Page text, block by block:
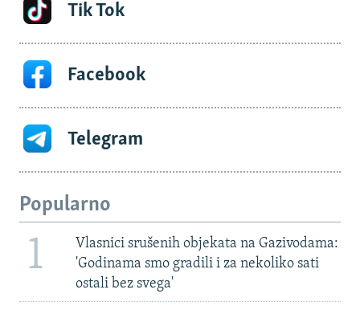
Tik Tok
Facebook
Telegram
Popularno
1
Vlasnici srušenih objekata na Gazivodama:
'Godinama smo gradili i za nekoliko sati
ostali bez svega'